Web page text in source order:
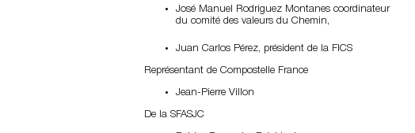
José Manuel Rodriguez Montanes coordinateur
du comité des valeurs du Chemin,
Juan Carlos Pérez, président de la FICS
Représentant de Compostelle France
Jean-Pierre Villon
De la SFASJC